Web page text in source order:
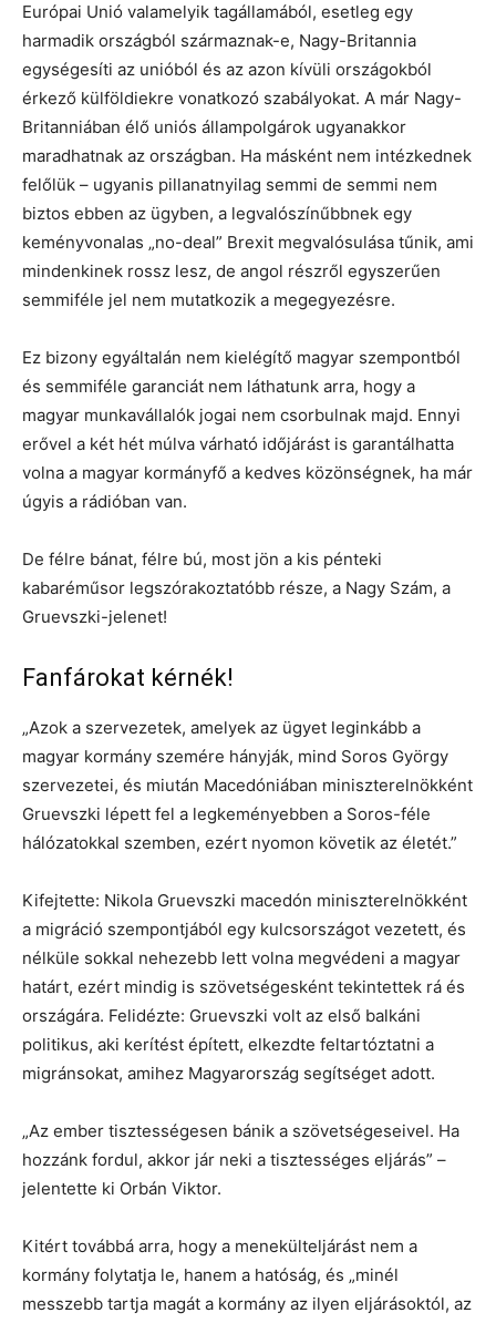
Európai Unió valamelyik tagállamából, esetleg egy
harmadik országból származnak-e, Nagy-Britannia
egységesíti az unióból és az azon kívüli országokból
érkező külföldiekre vonatkozó szabályokat. A már Nagy-
Britanniában élő uniós állampolgárok ugyanakkor
maradhatnak az országban. Ha másként nem intézkednek
felőlük – ugyanis pillanatnyilag semmi de semmi nem
biztos ebben az ügyben, a legvalószínűbbnek egy
keményvonalas „no-deal” Brexit megvalósulása tűnik, ami
mindenkinek rossz lesz, de angol részről egyszerűen
semmiféle jel nem mutatkozik a megegyezésre.
Ez bizony egyáltalán nem kielégítő magyar szempontból
és semmiféle garanciát nem láthatunk arra, hogy a
magyar munkavállalók jogai nem csorbulnak majd. Ennyi
erővel a két hét múlva várható időjárást is garantálhatta
volna a magyar kormányfő a kedves közönségnek, ha már
úgyis a rádióban van.
De félre bánat, félre bú, most jön a kis pénteki
kabaréműsor legszórakoztatóbb része, a Nagy Szám, a
Gruevszki-jelenet!
Fanfárokat kérnék!
„Azok a szervezetek, amelyek az ügyet leginkább a
magyar kormány szemére hányják, mind Soros György
szervezetei, és miután Macedóniában miniszterelnökként
Gruevszki lépett fel a legkeményebben a Soros-féle
hálózatokkal szemben, ezért nyomon követik az életét.”
Kifejtette: Nikola Gruevszki macedón miniszterelnökként
a migráció szempontjából egy kulcsországot vezetett, és
nélküle sokkal nehezebb lett volna megvédeni a magyar
határt, ezért mindig is szövetségesként tekintettek rá és
országára. Felidézte: Gruevszki volt az első balkáni
politikus, aki kerítést épített, elkezdte feltartóztatni a
migránsokat, amihez Magyarország segítséget adott.
„Az ember tisztességesen bánik a szövetségeseivel. Ha
hozzánk fordul, akkor jár neki a tisztességes eljárás” –
jelentette ki Orbán Viktor.
Kitért továbbá arra, hogy a menekülteljárást nem a
kormány folytatja le, hanem a hatóság, és „minél
messzebb tartja magát a kormány az ilyen eljárásoktól, az